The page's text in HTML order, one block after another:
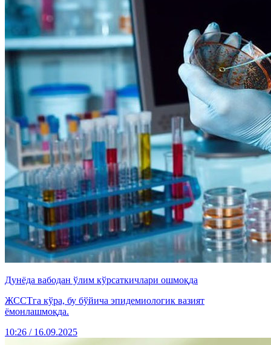
Дунёда вабодан ўлим кўрсаткичлари ошмоқда
ЖССТга кўра, бу бўйича эпидемиологик вазият
ёмонлашмоқда.
10:26 / 16.09.2025